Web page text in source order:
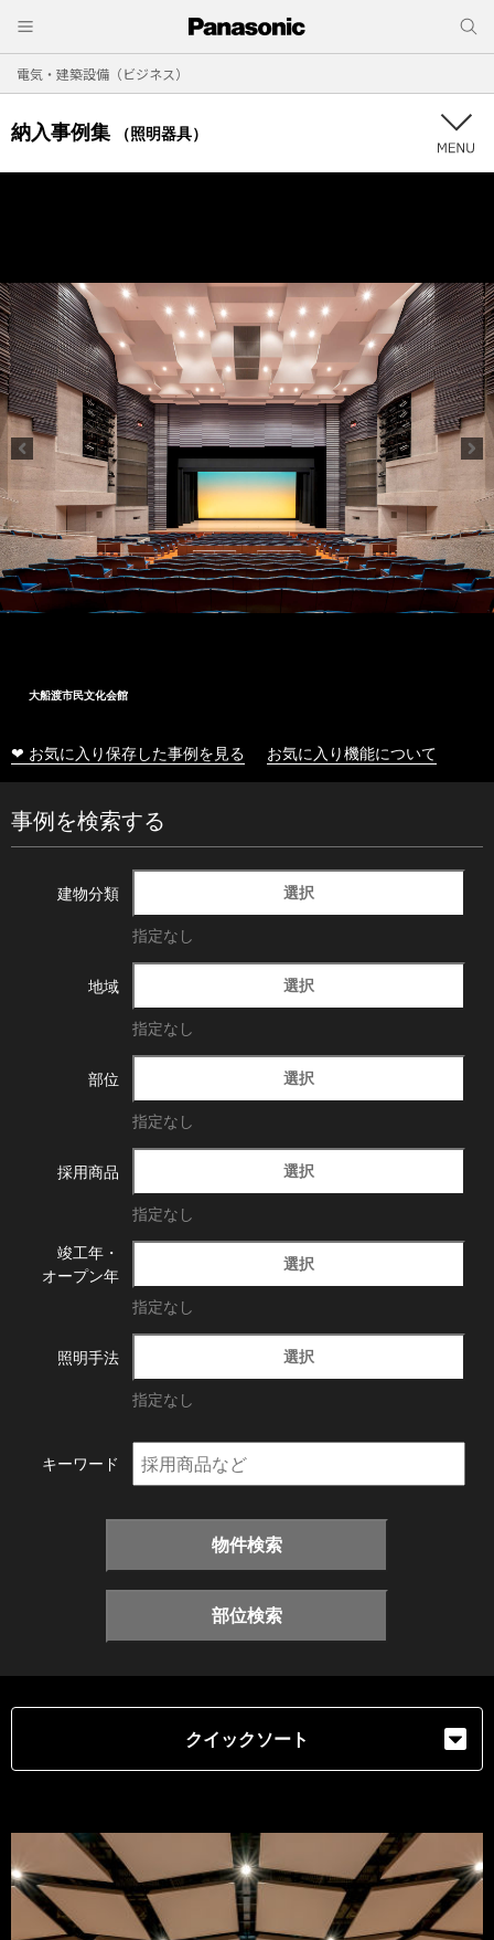
電気・建築設備（ビジネス）
納入事例集 （照明器具）
大船渡市民文化会館
❤ お気に入り保存した事例を見る お気に入り機能について
事例を検索する
建物分類 選択
指定なし
地域 選択
指定なし
部位 選択
指定なし
採用商品 選択
指定なし
竣工年・
オープン年
選択
指定なし
照明手法 選択
指定なし
キーワード
物件検索
部位検索
クイックソート